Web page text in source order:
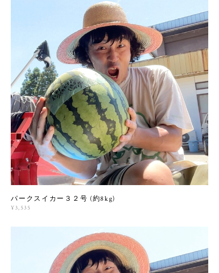
パークスイカー３２号 (約8kg)
¥3,535